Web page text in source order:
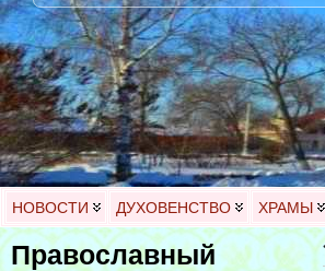
НОВОСТИ ДУХОВЕНСТВО ХРАМЫ
Православный